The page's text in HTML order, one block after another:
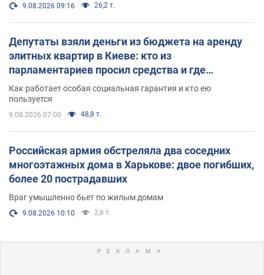
9.08.2026 09:16 26,2 т.
Депутаты взяли деньги из бюджета на аренду
элитных квартир в Киеве: кто из
парламентариев просил средства и где
поселился
Как работает особая социальная гарантия и кто ею
пользуется
9.08.2026 07:00 48,8 т.
Российская армия обстреляла два соседних
многоэтажных дома в Харькове: двое погибших,
более 20 пострадавших
Враг умышленно бьет по жилым домам
9.08.2026 10:10 2,6 т.